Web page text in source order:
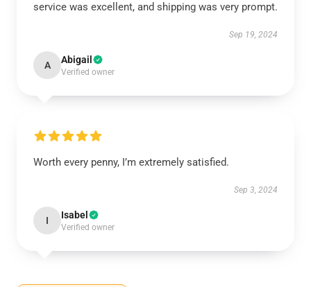
service was excellent, and shipping was very prompt.
Sep 19, 2024
A Abigail
Verified owner
Worth every penny, I’m extremely satisfied.
Sep 3, 2024
I Isabel
Verified owner